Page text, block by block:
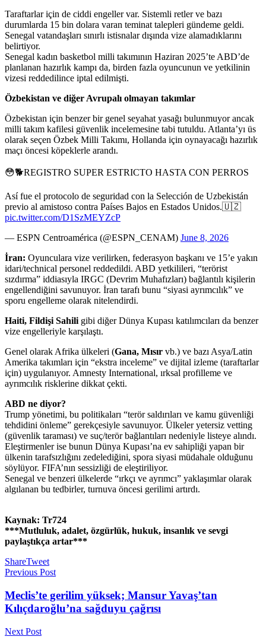
Taraftarlar için de ciddi engeller var. Sistemli retler ve bazı
durumlarda 15 bin dolara varan teminat talepleri gündeme geldi.
Senegal vatandaşları sınırlı istisnalar dışında vize alamadıklarını
belirtiyor.
Senegal kadın basketbol milli takımının Haziran 2025’te ABD’de
planlanan hazırlık kampı da, birden fazla oyuncunun ve yetkilinin
vizesi reddedilince iptal edilmişti.
Özbekistan ve diğer Avrupalı olmayan takımlar
Özbekistan için benzer bir genel seyahat yasağı bulunmuyor ancak
milli takım kafilesi güvenlik incelemesine tabi tutuldu. Atlanta’yı üs
olarak seçen Özbek Milli Takımı, Hollanda için oynayacağı hazırlık
maçı öncesi köpeklerle arandı.
😳🐕REGISTRO SUPER ESTRICTO HASTA CON PERROS
Así fue el protocolo de seguridad con la Selección de Uzbekistán
previo al amistoso contra Países Bajos en Estados Unidos.🇺🇿
pic.twitter.com/D1SzMEYZcP
— ESPN Centroamérica (@ESPN_CENAM) June 8, 2026
İran: Oyunculara vize verilirken, federasyon başkanı ve 15’e yakın
idari/technical personel reddedildi. ABD yetkilileri, “terörist
sızdırma” iddiasıyla IRGC (Devrim Muhafızları) bağlantılı kişilerin
engellendiğini savunuyor. İran tarafı bunu “siyasi ayrımcılık” ve
sporu engelleme olarak nitelendirdi.
Haiti, Fildişi Sahili gibi diğer Dünya Kupası katılımcıları da benzer
vize engelleriyle karşılaştı.
Genel olarak Afrika ülkeleri (Gana, Mısır vb.) ve bazı Asya/Latin
Amerika takımları için “ekstra inceleme” ve dijital izleme (taraftarlar
için) uygulanıyor. Amnesty International, ırksal profilleme ve
ayrımcılık risklerine dikkat çekti.
ABD ne diyor?
Trump yönetimi, bu politikaları “terör saldırıları ve kamu güvenliği
tehdidini önleme” gerekçesiyle savunuyor. Ülkeler yetersiz vetting
(güvenlik taraması) ve suç/terör bağlantıları nedeniyle listeye alındı.
Eleştirmenler ise bunun Dünya Kupası’na ev sahipliği yapan bir
ülkenin tarafsızlığını zedelediğini, spora siyasi müdahale olduğunu
söylüyor. FIFA’nın sessizliği de eleştiriliyor.
Senegal ve benzeri ülkelerde “ırkçı ve ayrımcı” yaklaşımlar olarak
algılanan bu tedbirler, turnuva öncesi gerilimi artırdı.
Kaynak: Tr724
***Mutluluk, adalet, özgürlük, hukuk, insanlık ve sevgi
paylaştıkça artar***
ShareTweet
Previous Post
Meclis’te gerilim yüksek; Mansur Yavaş’tan
Kılıçdaroğlu’na sağduyu çağrısı
Next Post